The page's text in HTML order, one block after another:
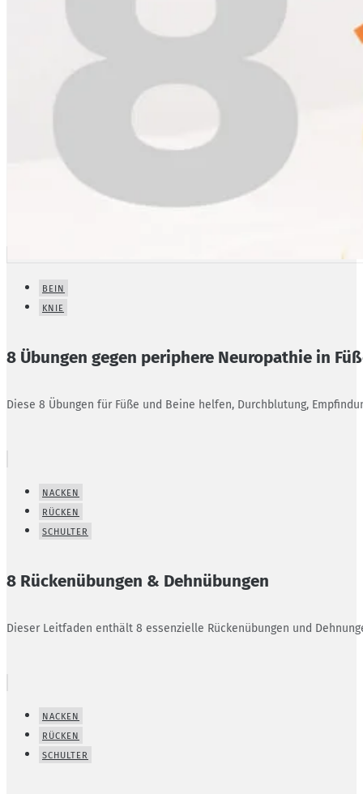
BEIN
KNIE
8 Übungen gegen periphere Neuropathie in
Diese 8 Übungen für Füße und Beine helfen, Durchblutung,
NACKEN
RÜCKEN
SCHULTER
8 Rückenübungen & Dehnübungen
Dieser Leitfaden enthält 8 essenzielle Rückenübungen und
NACKEN
RÜCKEN
SCHULTER